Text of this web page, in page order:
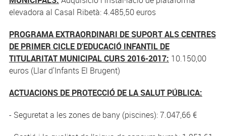
elevadora al Casal Ribetà: 4.485,50 euros
PROGRAMA EXTRAORDINARI DE SUPORT ALS CENTRES
DE PRIMER CICLE D'EDUCACIÓ INFANTIL DE
TITULARITAT MUNICIPAL CURS 2016-2017: 10.150,00
euros (Llar d'Infants El Brugent)
ACTUACIONS DE PROTECCIÓ DE LA SALUT PÚBLICA:
- Seguretat a les zones de bany (piscines): 7.047,66 €